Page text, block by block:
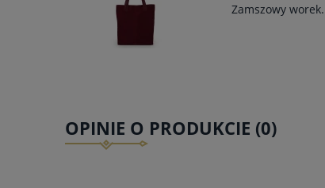
Zamszowy worek.
OPINIE O PRODUKCIE (0)